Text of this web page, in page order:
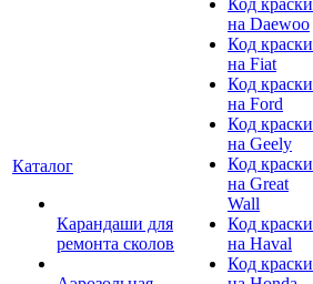
Каталог
Карандаши для
ремонта сколов
Код краски
на Daewoo
Код краски
на Fiat
Код краски
на Ford
Код краски
на Geely
Код краски
на Great
Wall
Код краски
на Haval
Код краски